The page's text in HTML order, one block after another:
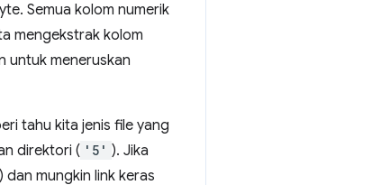
Semua kolom numerik
mengekstrak kolom
untuk meneruskan
tahu kita jenis file yang
direktori ( '5' ). Jika
) dan mungkin link keras